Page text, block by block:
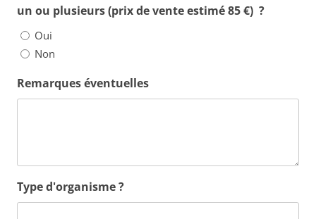
un ou plusieurs (prix de vente estimé 85 €) ?
Oui
Non
Remarques éventuelles
Type d'organisme ?